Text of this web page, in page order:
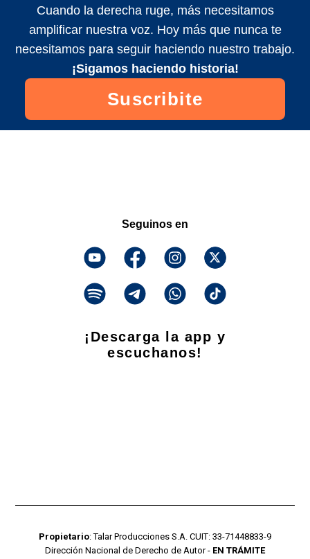
Cuando la derecha ruge, más necesitamos
amplificar nuestra voz. Hoy más que nunca te
necesitamos para seguir haciendo nuestro trabajo.
¡Sigamos haciendo historia!
Suscribite
Seguinos en
¡Descarga la app y
escuchanos!
Propietario: Talar Producciones S.A. CUIT: 33-71448833-9
Dirección Nacional de Derecho de Autor - EN TRÁMITE